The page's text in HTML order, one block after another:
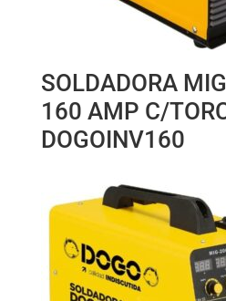
SOLDADORA
160 AMP C/
DOGOINV160